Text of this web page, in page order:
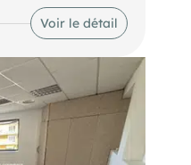
à ces bureaux
d'un ensemble
sein d'une zone
de L'isle
des entreprises
se composent de six
salle de
et d'espaces de
est modulable.
Voir le détail